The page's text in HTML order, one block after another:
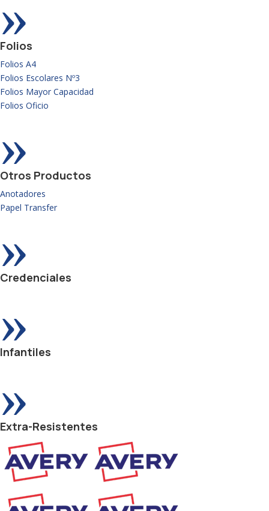
Folios
Folios A4
Folios Escolares Nº3
Folios Mayor Capacidad
Folios Oficio
»
Otros Productos
Anotadores
Papel Transfer
»
Credenciales
»
Infantiles
»
Extra-Resistentes